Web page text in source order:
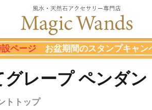
ページ お盆期間のスタンプキャン
グレープ ペンダ
トトップ